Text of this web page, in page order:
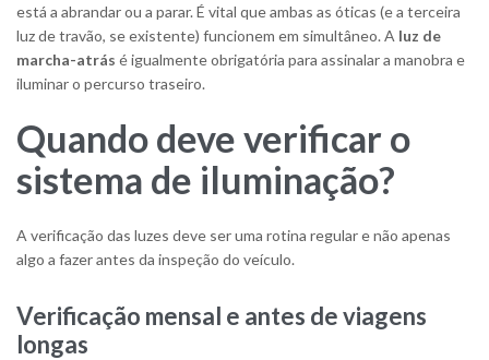
está a abrandar ou a parar. É vital que ambas as óticas (e a terceira
luz de travão, se existente) funcionem em simultâneo. A luz de
marcha-atrás é igualmente obrigatória para assinalar a manobra e
iluminar o percurso traseiro.
Quando deve verificar o
sistema de iluminação?
A verificação das luzes deve ser uma rotina regular e não apenas
algo a fazer antes da inspeção do veículo.
Verificação mensal e antes de viagens
longas